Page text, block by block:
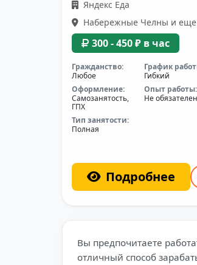
Яндекс Еда
Набережные Челны и еще
300 - 450 ₽ в час
Гражданство:
Любое
График
Гибкий
Оформление:
Самозанятость,
ГПХ
Опыт работы:
Не обязателен
Тип занятости:
Полная
Подробнее
Вы предпочитаете
отличный способ